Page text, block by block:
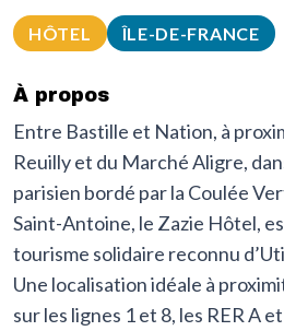
HÔTEL ÎLE-DE-FRANCE
À propos
Entre Bastille et Nation, à
Reuilly et du Marché Aligre,
parisien bordé par la Coulée
Saint-Antoine, le Zazie Hôtel,
tourisme solidaire reconnu
Une localisation idéale à
sur les lignes 1 et 8, les RER A